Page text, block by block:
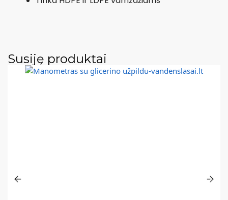
Susiję produktai